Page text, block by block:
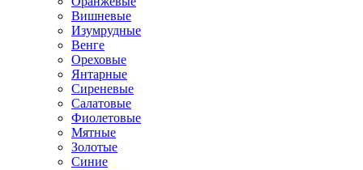
Вишневые
Изумрудные
Венге
Ореховые
Янтарные
Сиреневые
Салатовые
Фиолетовые
Мятные
Золотые
Синие